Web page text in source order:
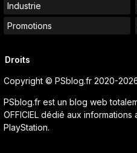
Industrie
Promotions
Droits
Copyright © PSblog.fr 2020-
PSblog.fr est un blog web
OFFICIEL dédié aux
PlayStation.